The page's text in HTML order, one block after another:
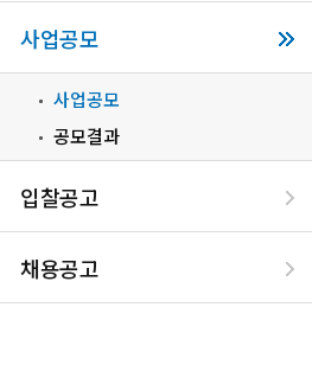
사업공모
사업공모
공모결과
입찰공고
채용공고